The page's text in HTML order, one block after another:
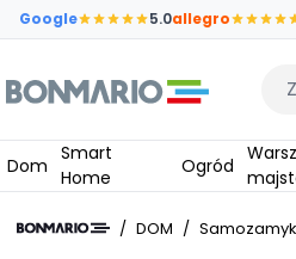
Przejdź do głównej zawartości strony
Google 5.0allegro
Dom
Smart
Home
Ogród
Warsztat i
/ DOM /